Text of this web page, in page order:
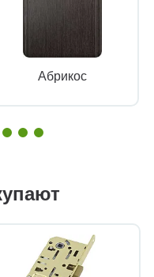
Абрикос